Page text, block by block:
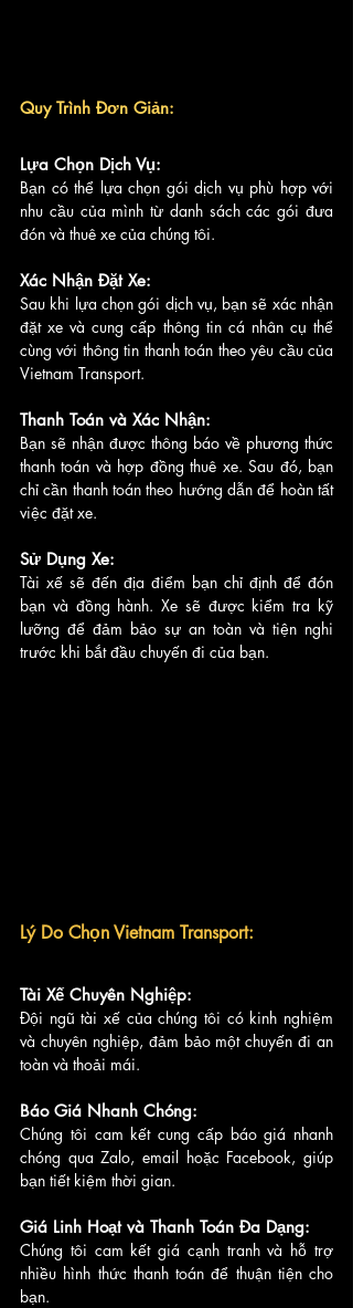
Quy Trình Đơn Giản:
Lựa Chọn Dịch Vụ:
Bạn có thể lựa chọn gói dịch vụ phù hợp với
nhu cầu của mình từ danh sách các gói đưa
đón và thuê xe của chúng tôi.
Xác Nhận Đặt Xe:
Sau khi lựa chọn gói dịch vụ, bạn sẽ xác nhận
đặt xe và cung cấp thông tin cá nhân cụ thể
cùng với thông tin thanh toán theo yêu cầu của
Vietnam Transport.
Thanh Toán và Xác Nhận:
Bạn sẽ nhận được thông báo về phương thức
thanh toán và hợp đồng thuê xe. Sau đó, bạn
chỉ cần thanh toán theo hướng dẫn để hoàn tất
việc đặt xe.
Sử Dụng Xe:
Tài xế sẽ đến địa điểm bạn chỉ định để đón
bạn và đồng hành. Xe sẽ được kiểm tra kỹ
lưỡng để đảm bảo sự an toàn và tiện nghi
trước khi bắt đầu chuyến đi của bạn.
Lý Do Chọn Vietnam Transport:
Tài Xế Chuyên Nghiệp:
Đội ngũ tài xế của chúng tôi có kinh nghiệm
và chuyên nghiệp, đảm bảo một chuyến đi an
toàn và thoải mái.
Báo Giá Nhanh Chóng:
Chúng tôi cam kết cung cấp báo giá nhanh
chóng qua Zalo, email hoặc Facebook, giúp
bạn tiết kiệm thời gian.
Giá Linh Hoạt và Thanh Toán Đa Dạng:
Chúng tôi cam kết giá cạnh tranh và hỗ trợ
nhiều hình thức thanh toán để thuận tiện cho
bạn.